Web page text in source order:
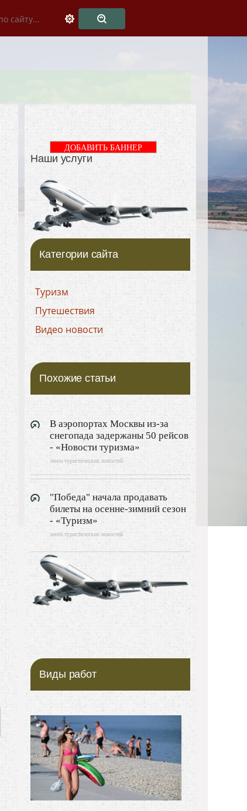
Наши услуги
ДОБАВИТЬ БАННЕР
Категории сайта
Туризм
Путешествия
Видео новости
Похожие статьи
В аэропортах Москвы из-за
снегопада задержаны 50 рейсов
- «Новости туризма»
лента туристических новостей
"Победа" начала продавать
билеты на осенне-зимний сезон
- «Туризм»
лента туристических новостей
Виды работ